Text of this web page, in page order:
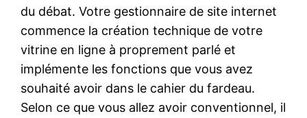
du débat. Votre gestionnaire de site internet
commence la création technique de votre
vitrine en ligne à proprement parlé et
implémente les fonctions que vous avez
souhaité avoir dans le cahier du fardeau.
Selon ce que vous allez avoir conventionnel, il